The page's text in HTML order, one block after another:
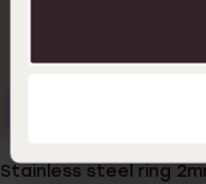
Stainless steel ring